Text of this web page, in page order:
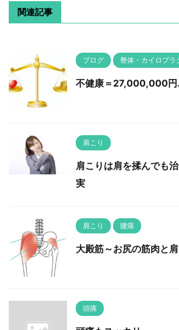
関連記事
ブログ 整体・カイロプラ
不健康＝27,000,000円
肩こり
肩こりは肩を揉んでも
実
肩こり 腰痛
大殿筋～お尻の筋肉と
頭痛